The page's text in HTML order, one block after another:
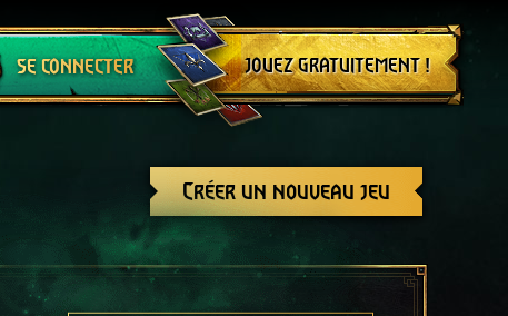
SE CONNECTER
Se déconnecter
JOUEZ GRATUITEMENT !
Créer un nouveau jeu